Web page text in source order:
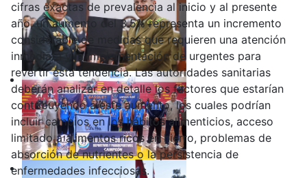
cifras exactas de prevalencia al inicio y al presente
año, un aumento del 3.5% representa un incremento
considerable de medidas que requieren una atención
inmediata y la implementación de urgentes para
revertir esta tendencia. Las autoridades sanitarias
deberán analizar en detalle los factores que estarían
contribuyendo a este aumento, los cuales podrían
incluir cambios en los hábitos alimenticios, acceso
limitado a alimentos ricos en hierro, problemas de
absorción de nutrientes o la persistencia de
enfermedades infecciosas.